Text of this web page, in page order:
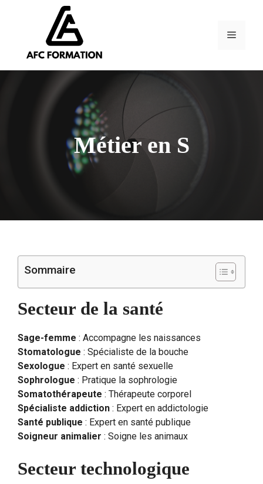
Menu
Métier en S
Sommaire
Secteur de la santé
Sage-femme : Accompagne les naissances
Stomatologue : Spécialiste de la bouche
Sexologue : Expert en santé sexuelle
Sophrologue : Pratique la sophrologie
Somatothérapeute : Thérapeute corporel
Spécialiste addiction : Expert en addictologie
Santé publique : Expert en santé publique
Soigneur animalier : Soigne les animaux
Secteur technologique